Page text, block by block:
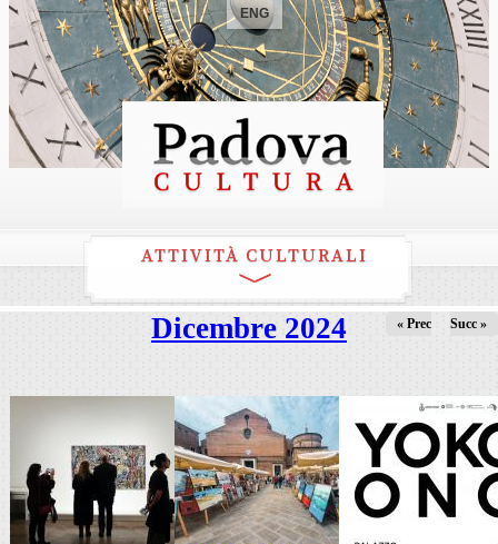
ENG
ATTIVITÀ CULTURALI
Dicembre 2024 « Prec Succ »